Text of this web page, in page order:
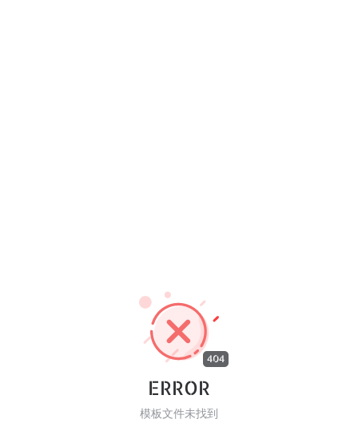
404
ERROR
模板文件未找到